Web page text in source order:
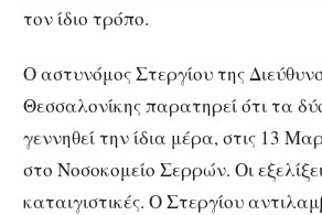
τον ίδιο τρόπο.
Ο αστυνόμος Στεργίου της
Θεσσαλονίκης παρατηρεί ότι τα
γεννηθεί την ίδια μέρα, στις 13
στο Νοσοκομείο Σερρών. Οι
καταιγιστικές. Ο Στεργίου